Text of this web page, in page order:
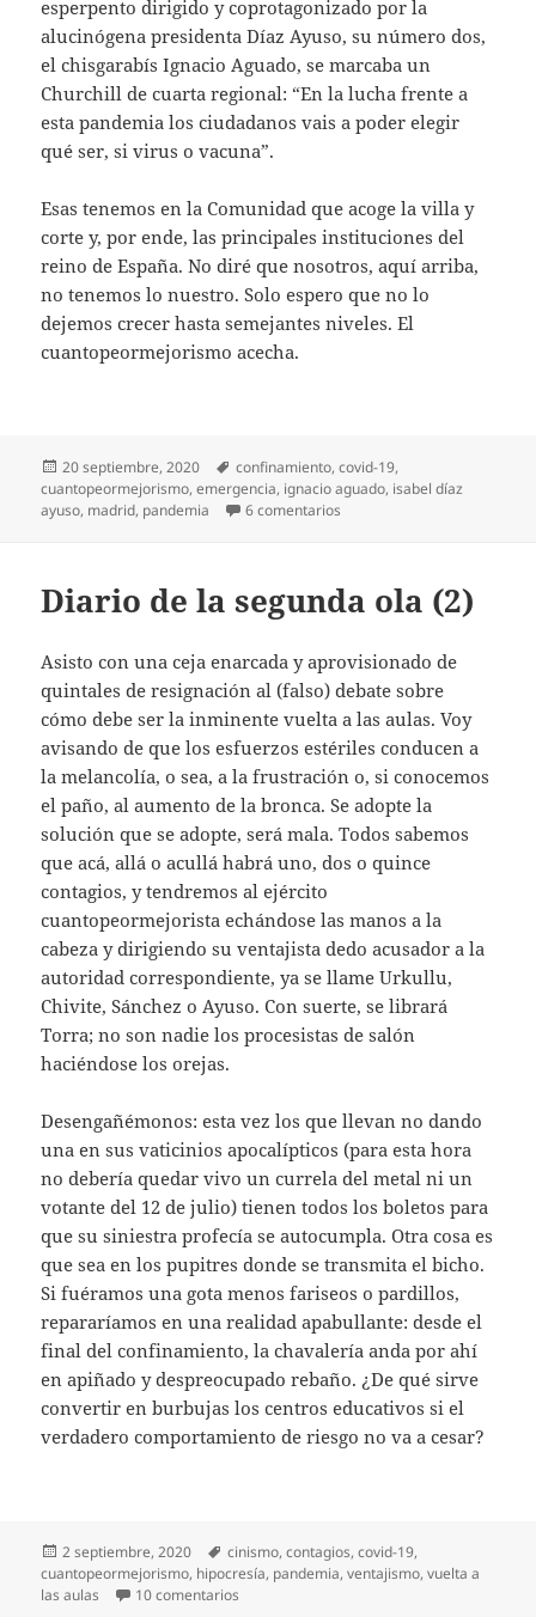
esperpento dirigido y coprotagonizado por la
alucinógena presidenta Díaz Ayuso, su número dos,
el chisgarabís Ignacio Aguado, se marcaba un
Churchill de cuarta regional: “En la lucha frente a
esta pandemia los ciudadanos vais a poder elegir
qué ser, si virus o vacuna”.
Esas tenemos en la Comunidad que acoge la villa y
corte y, por ende, las principales instituciones del
reino de España. No diré que nosotros, aquí arriba,
no tenemos lo nuestro. Solo espero que no lo
dejemos crecer hasta semejantes niveles. El
cuantopeormejorismo acecha.
Publicado
el
20 septiembre, 2020 Etiquetas
confinamiento,covid-19,
cuantopeormejorismo,emergencia, ignacio aguado, isabel díaz
ayuso, madrid, pandemia 6 comentarios
Diario de la segunda ola (2)
Asisto con una ceja enarcada y aprovisionado de
quintales de resignación al (falso) debate sobre
cómo debe ser la inminente vuelta a las aulas. Voy
avisando de que los esfuerzos estériles conducen a
la melancolía, o sea, a la frustración o, si conocemos
el paño, al aumento de la bronca. Se adopte la
solución que se adopte, será mala. Todos sabemos
que acá, allá o acullá habrá uno, dos o quince
contagios, y tendremos al ejército
cuantopeormejorista echándose las manos a la
cabeza y dirigiendo su ventajista dedo acusador a la
autoridad correspondiente, ya se llame Urkullu,
Chivite, Sánchez o Ayuso. Con suerte, se librará
Torra; no son nadie los procesistas de salón
haciéndose los orejas.
Desengañémonos: esta vez los que llevan no dando
una en sus vaticinios apocalípticos (para esta hora
no debería quedar vivo un currela del metal ni un
votante del 12 de julio) tienen todos los boletos para
que su siniestra profecía se autocumpla. Otra cosa es
que sea en los pupitres donde se transmita el bicho.
Si fuéramos una gota menos fariseos o pardillos,
repararíamos en una realidad apabullante: desde el
final del confinamiento, la chavalería anda por ahí
en apiñado y despreocupado rebaño. ¿De qué sirve
convertir en burbujas los centros educativos si el
verdadero comportamiento de riesgo no va a cesar?
Publicado
el
2 septiembre, 2020 Etiquetas
cinismo,contagios,covid-19,
cuantopeormejorismo, hipocresía, pandemia,ventajismo,vuelta a
las aulas
10 comentarios